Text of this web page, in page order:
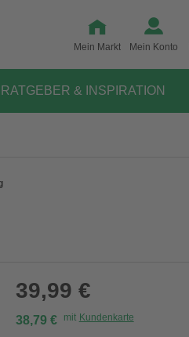
Mein Markt Mein Konto
RATGEBER & INSPIRATION
39,99 €
38,79 € mit Kundenkarte